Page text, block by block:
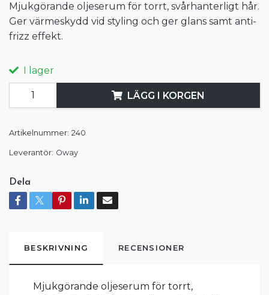
Mjukgörande oljeserum för torrt, svårhanterligt hår.
Ger värmeskydd vid styling och ger glans samt anti-
frizz effekt.
I lager
LÄGG I KORGEN
Artikelnummer: 240
Leverantör: Oway
Dela
BESKRIVNING RECENSIONER
Mjukgörande oljeserum för torrt,